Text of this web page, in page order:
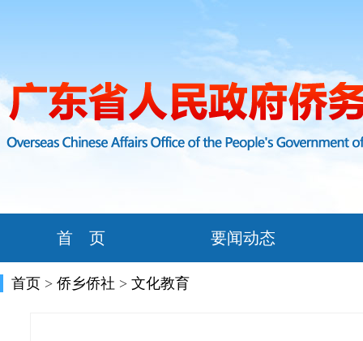
首 页 要闻动态
首页 > 侨乡侨社 > 文化教育